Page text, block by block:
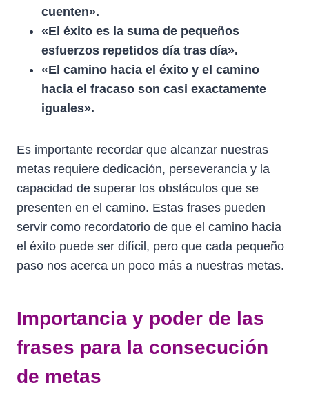
cuenten».
«El éxito es la suma de pequeños
esfuerzos repetidos día tras día».
«El camino hacia el éxito y el camino
hacia el fracaso son casi exactamente
iguales».
Es importante recordar que alcanzar nuestras
metas requiere dedicación, perseverancia y la
capacidad de superar los obstáculos que se
presenten en el camino. Estas frases pueden
servir como recordatorio de que el camino hacia
el éxito puede ser difícil, pero que cada pequeño
paso nos acerca un poco más a nuestras metas.
Importancia y poder de las
frases para la consecución
de metas